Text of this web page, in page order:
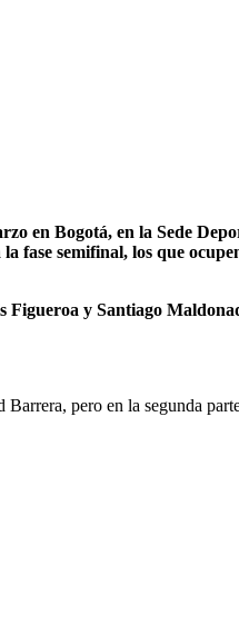
en Bogotá, en la Sede
fase semifinal, los que
Figueroa y Santiago
pero en la segunda